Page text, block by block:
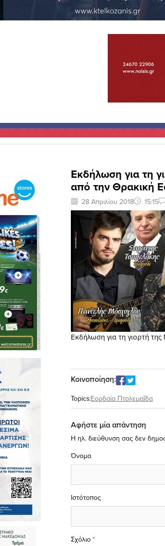
Εκδήλωση για τη
από την Θρακική
28 Απριλίου 2018 15:15
Εκδήλωση για τη γιορτή
Κοινοποίηση:
Topics:Εορδαία Πτολεμαΐδα
Αφήστε μία απάντηση
Η ηλ. διεύθυνση σας δεν
Σχόλιο *
Όνομα
Ιστότοπος